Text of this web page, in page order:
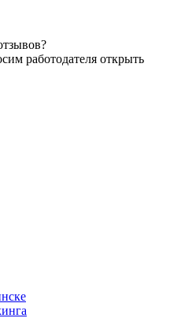
работодателя открыть